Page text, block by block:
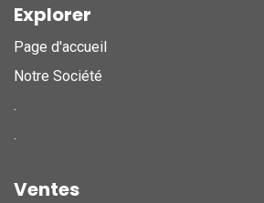
Explorer
Page d'accueil
Notre Société
.
.
Ventes